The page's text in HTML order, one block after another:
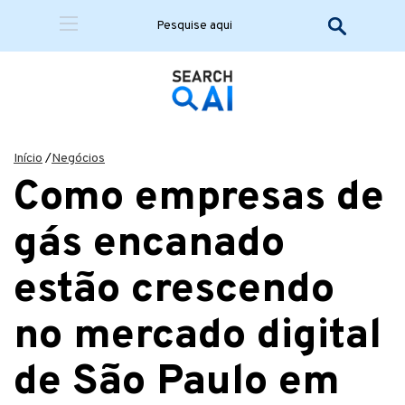
Início /Negócios
Como empresas de
gás encanado
estão crescendo
no mercado digital
de São Paulo em